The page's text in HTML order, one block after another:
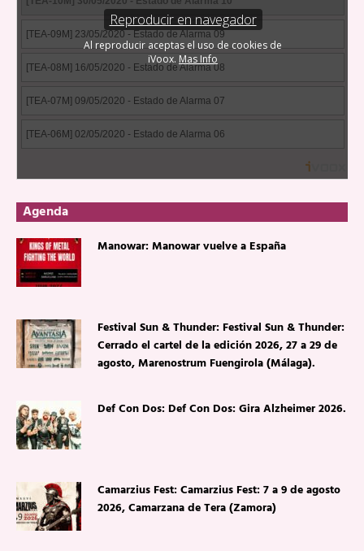
Agenda
Manowar: Manowar vuelve a España
Festival Sun & Thunder: Festival Sun & Thunder:
Cerrado el cartel de la edición 2026, 27 a 29 de
agosto, Marenostrum Fuengirola (Málaga).
Def Con Dos: Def Con Dos: Gira Alzheimer 2026.
Camarzius Fest: Camarzius Fest: 7 a 9 de agosto
2026, Camarzana de Tera (Zamora)